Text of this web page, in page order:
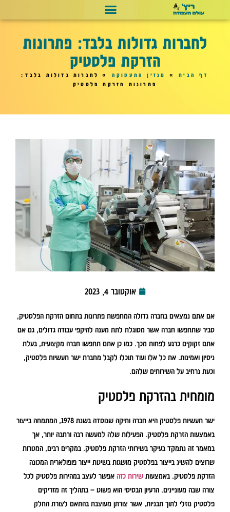
לחברות גדולות בלבד: פתרונות
הזרקת פלסטיק
דף הבית» מגזין התעסוקה »
לחברות גדולות בלבד:
פתרונות הזרקת פלסטיק
אוקטובר 4, 2023
אם אתם נמצאים בחברה גדולה המחפשת פתרונות בתחום הזרקת הפלסטיק,
סביר שתחפשו חברה אשר מסוגלת לתת מענה להיקפי עבודה גדולים, גם אם
אתם זקוקים כרגע לפחות מכך. כמו כן אתם תחפשו חברה מקצועית, בעלת
ניסיון ואמינות. את כל אלו ועוד תוכלו לקבל מחברת ישר תעשיות פלסטיק,
וכעת נרחיב על השירותים שלהם.
מומחית בהזרקת פלסטיק
ישר תעשיות פלסטיק היא חברה ותיקה שנוסדה בשנת 1978, המתמחה בייצור
באמצעות הזרקת פלסטיק. הפעילות שלה למעשה רבה ורחבה יותר, אך
במאמר זה נתמקד בעיקר בשירותי הזרקת פלסטיק. במקרים רבים, המטרות
שרוצים להשיג בייצור בפלסטיק מושגות בשיטת ייצור פופולארית המכונה
הזרקת פלסטיק. באמצעות שירות כזה אפשר לעצב במהירות פלסטיק לכל
צורה שבה מעוניינים. הרעיון הבסיסי הוא פשוט – בתהליך זה מזריקים
פלסטיק נוזלי לתוך תבניות, אשר צורתן מעוצבת בהתאם לצורת החלק